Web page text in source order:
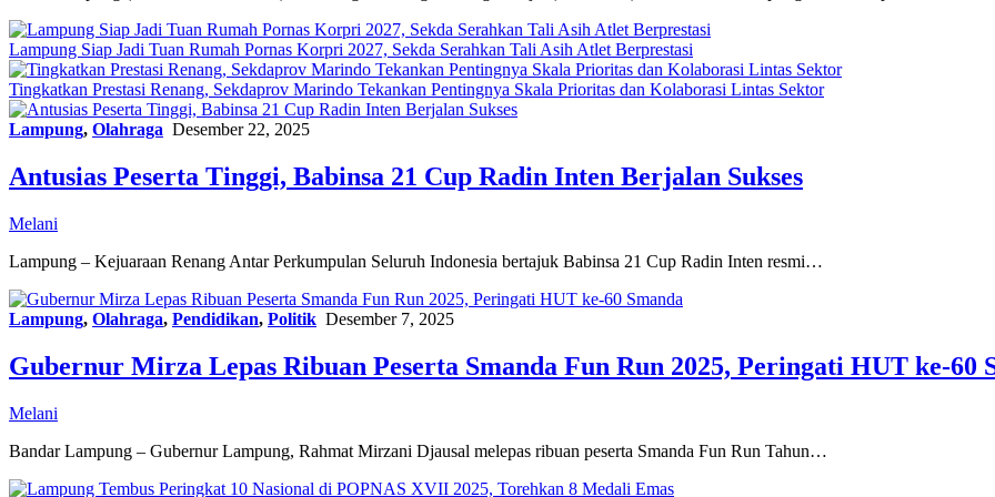
Lampung Siap Jadi Tuan Rumah Pornas Korpri 2027, Sekda Serahkan Tali Asih Atlet Berprestasi
Tingkatkan Prestasi Renang, Sekdaprov Marindo Tekankan Pentingnya Skala Prioritas dan Kolaborasi Lintas Sektor
Lampung, Olahraga Desember 22, 2025
Antusias Peserta Tinggi, Babinsa 21 Cup Radin Inten Berjalan Sukses
Melani
Lampung – Kejuaraan Renang Antar Perkumpulan Seluruh Indonesia bertajuk Babinsa 21 Cup Radin Inten resmi…
Lampung, Olahraga, Pendidikan, Politik Desember 7, 2025
Gubernur Mirza Lepas Ribuan Peserta Smanda Fun Run 2025, Peringati HUT ke-60
Melani
Bandar Lampung – Gubernur Lampung, Rahmat Mirzani Djausal melepas ribuan peserta Smanda Fun Run Tahun…